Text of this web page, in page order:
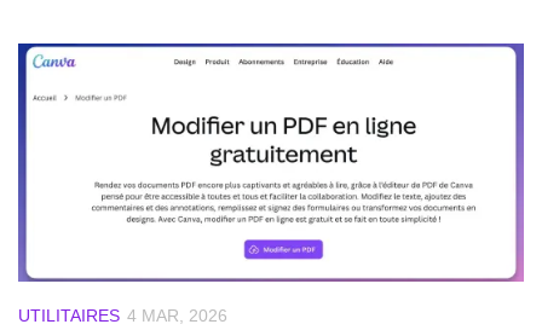
UTILITAIRES 4 MAR, 2026